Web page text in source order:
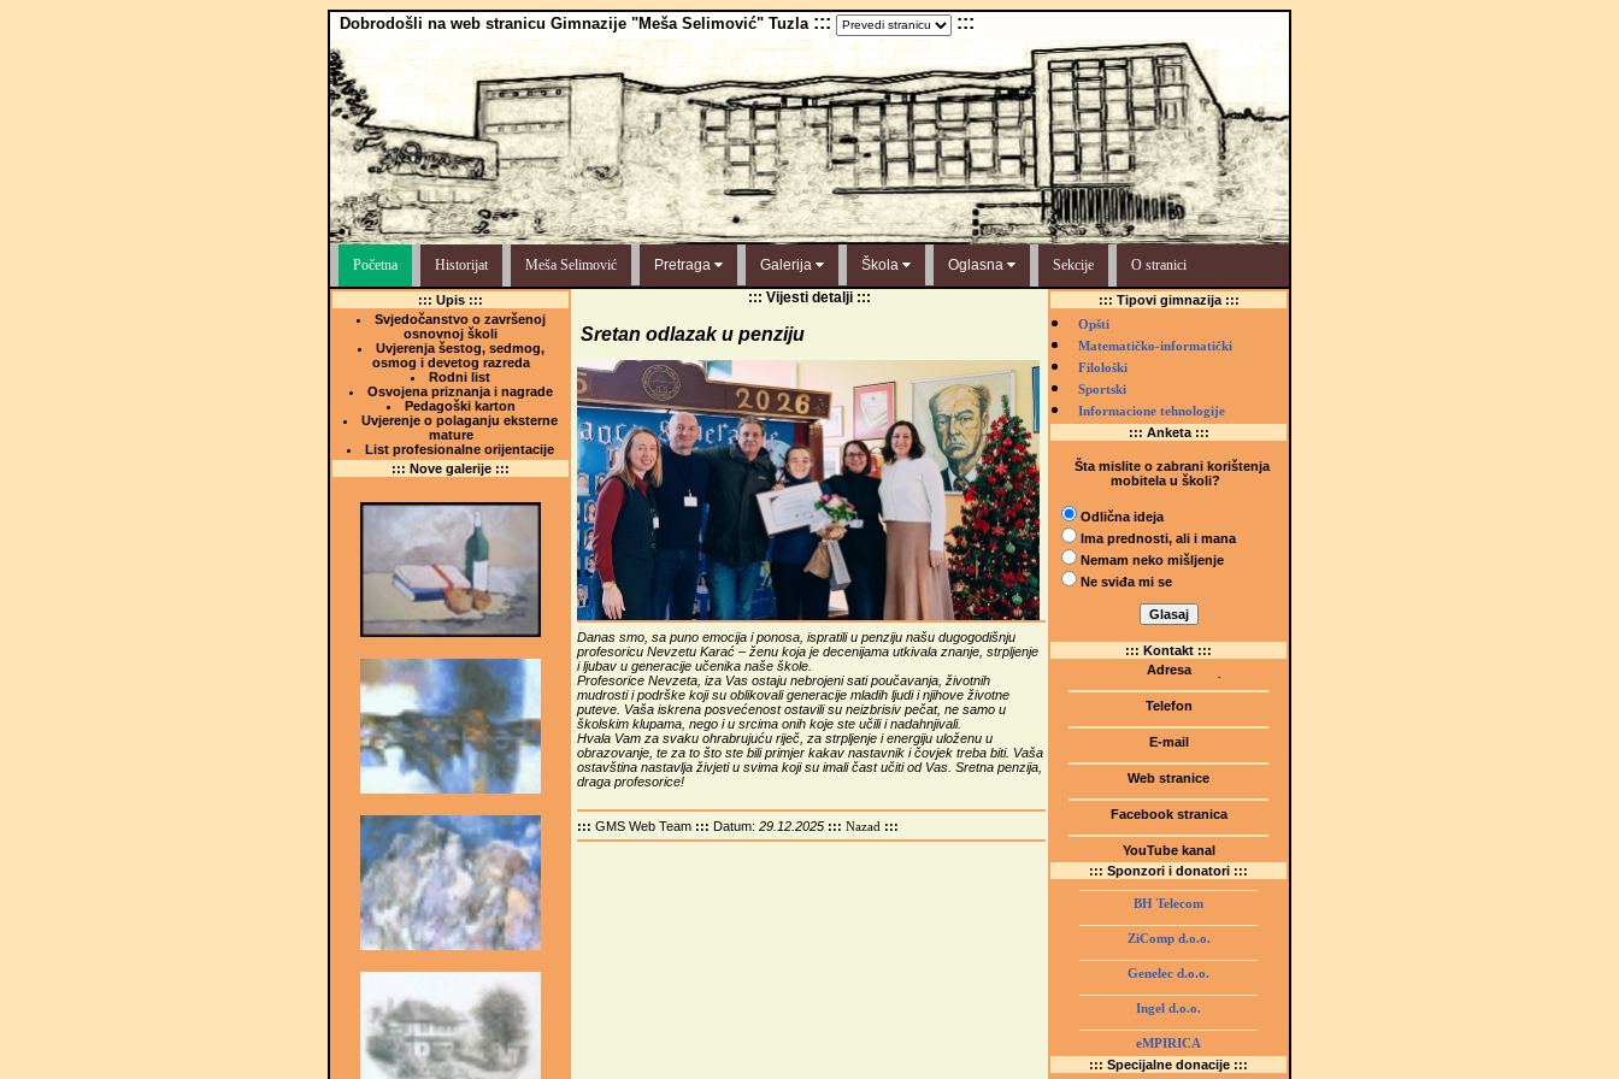
Dobrodošli na web stranicu Gimnazije "Meša Selimović" Tuzla ::: :::
Početna Historijat Meša Selimović Pretraga Galerija Škola Oglasna Sekcije O stranici
::: Upis :::
Svjedočanstvo o završenoj
osnovnoj školi
Uvjerenja šestog, sedmog,
osmog i devetog razreda
Rodni list
Osvojena priznanja i nagrade
Pedagoški karton
Uvjerenje o polaganju eksterne
mature
List profesionalne orijentacije
::: Nove galerije :::
::: Vijesti detalji :::
Sretan odlazak u penziju
Danas smo, sa puno emocija i ponosa, ispratili u penziju našu dugogodišnju
profesoricu Nevzetu Karać – ženu koja je decenijama utkivala znanje, strpljenje
i ljubav u generacije učenika naše škole.
Profesorice Nevzeta, iza Vas ostaju nebrojeni sati poučavanja, životnih
mudrosti i podrške koji su oblikovali generacije mladih ljudi i njihove životne
puteve. Vaša iskrena posvećenost ostavili su neizbrisiv pečat, ne samo u
školskim klupama, nego i u srcima onih koje ste učili i nadahnjivali.
Hvala Vam za svaku ohrabrujuću riječ, za strpljenje i energiju uloženu u
obrazovanje, te za to što ste bili primjer kakav nastavnik i čovjek treba biti. Vaša
ostavština nastavlja živjeti u svima koji su imali čast učiti od Vas. Sretna penzija,
draga profesorice!
::: GMS Web Team::: Datum: 29.12.2025::: Nazad :::
::: Tipovi gimnazija :::
Opšti
Matematičko-informatički
Filološki
Sportski
Informacione tehnologije
::: Anketa :::
Šta mislite o zabrani korištenja
mobitela u školi?
Odlična ideja
Ima prednosti, ali i mana
Nemam neko mišljenje
Ne sviđa mi se
::: Kontakt :::
Adresa
(Šetalište I.G. Kovačića 1)
75000 Tuzla, BiH
Telefon
E-mail
Web stranice
www.gmstziam.com.ba
Facebook stranica
YouTube kanal
GMS Tuzla
::: Sponzori i donatori :::
BH Telecom
ZiComp d.o.o.
Genelec d.o.o.
Ingel d.o.o.
eMPIRICA
::: Specijalne donacije :::